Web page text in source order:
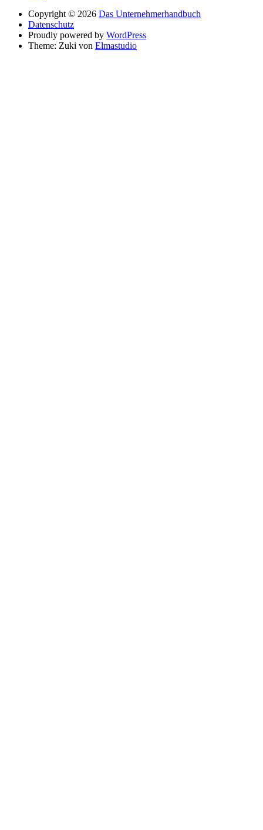
Copyright © 2026 Das Unternehmerhandbuch
Datenschutz
Proudly powered by WordPress
Theme: Zuki von Elmastudio